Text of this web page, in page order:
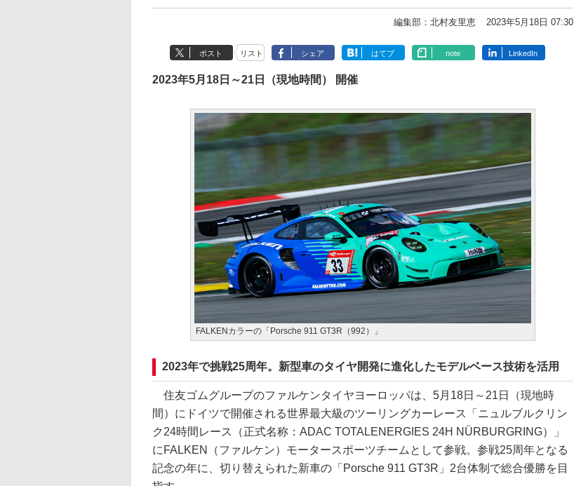
編集部：北村友里恵 2023年5月18日 07:30
ポスト リスト シェア はてブ note LinkedIn
2023年5月18日～21日（現地時間） 開催
FALKENカラーの「Porsche 911 GT3R（992）」
2023年で挑戦25周年。新型車のタイヤ開発に進化したモデルベース技術を活用
住友ゴムグループのファルケンタイヤヨーロッパは、5月18日～21日（現地時
間）にドイツで開催される世界最大級のツーリングカーレース「ニュルブルクリン
ク24時間レース（正式名称：ADAC TOTALENERGIES 24H NÜRBURGRING）」
にFALKEN（ファルケン）モータースポーツチームとして参戦。参戦25周年となる
記念の年に、切り替えられた新車の「Porsche 911 GT3R」2台体制で総合優勝を目